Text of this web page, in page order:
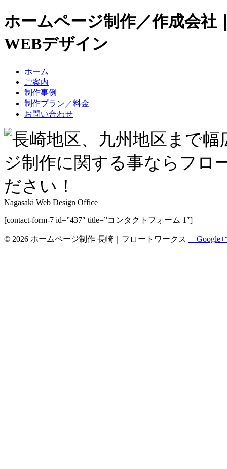
ホームページ制作／作成会社
WEBデザイン
ホーム
ご案内
制作事例
制作プラン／料金
お問い合わせ
Nagasaki Web Design Office
[contact-form-7 id=”437″ title=”コンタクトフォーム 1″]
© 2026 ホームページ制作 長崎｜フロートワークス Google+